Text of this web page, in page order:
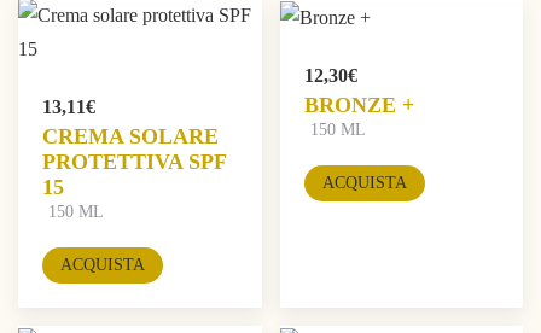
13,11€
CREMA SOLARE
PROTETTIVA SPF
15
150 ML
ACQUISTA
12,30€
BRONZE +
150 ML
ACQUISTA